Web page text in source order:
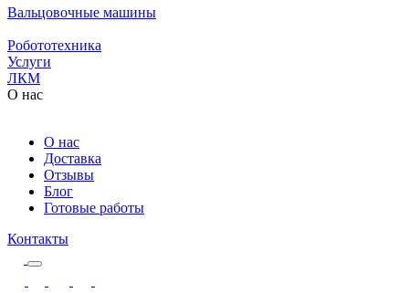
Вальцовочные машины
Робототехника
Услуги
ЛКМ
О нас
О нас
Доставка
Отзывы
Блог
Готовые работы
Контакты